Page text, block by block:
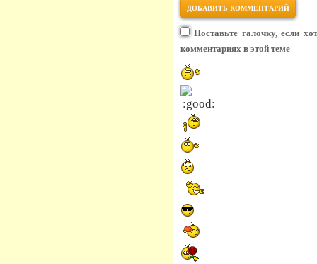
Поставьте галочку, если
комментариях в этой теме